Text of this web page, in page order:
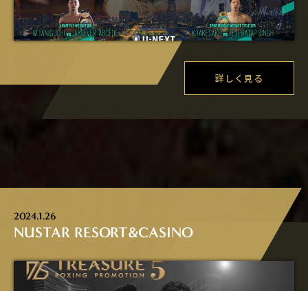
詳しく見る
2024.1.26
NUSTAR RESORT&CASINO